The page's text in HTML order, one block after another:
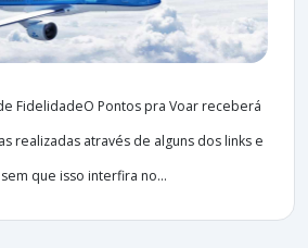
FidelidadeO Pontos pra Voar receberá
realizadas através de alguns dos links e
que isso interfira no...